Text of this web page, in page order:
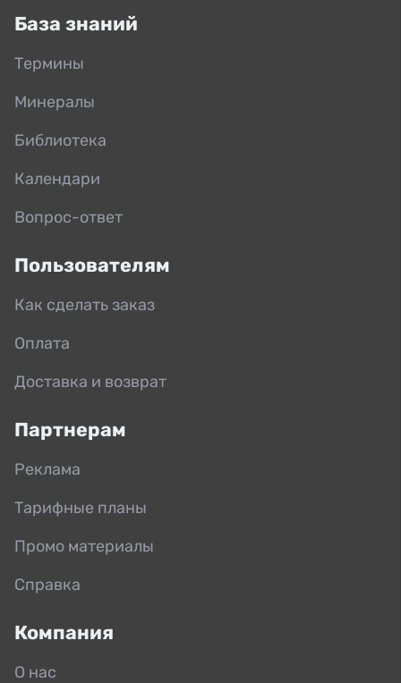
База знаний
Термины
Минералы
Библиотека
Календари
Вопрос-ответ
Пользователям
Как сделать заказ
Оплата
Доставка и возврат
Партнерам
Реклама
Тарифные планы
Промо материалы
Справка
Компания
О нас